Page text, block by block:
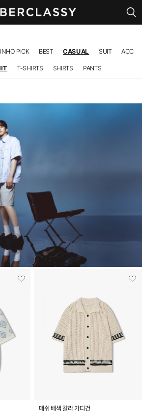
PICK BEST CASUAL SUIT ACC
T-SHIRTS SHIRTS PANTS
매쉬 배색 칼라 가디건